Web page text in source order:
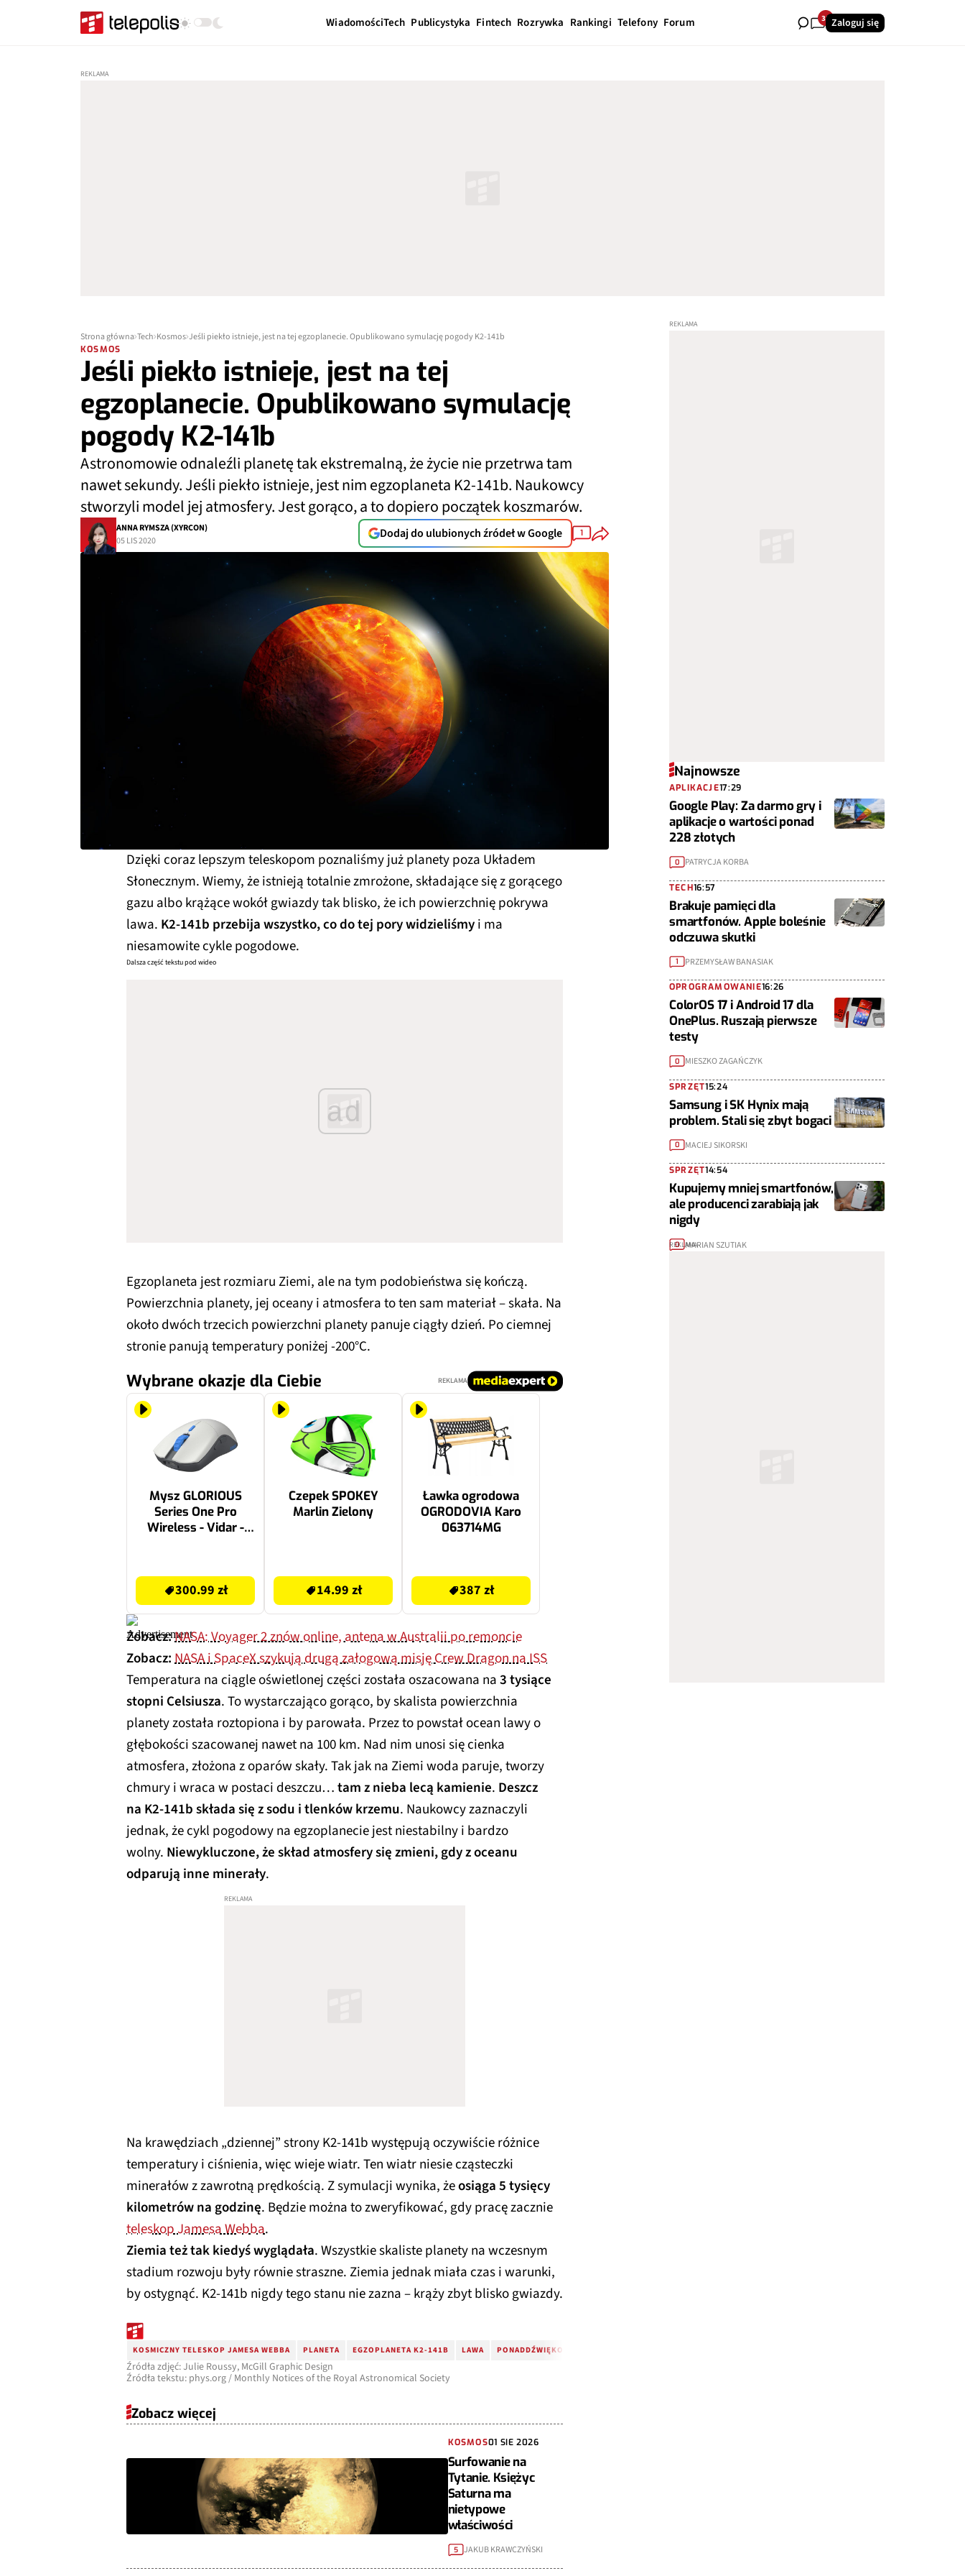
WiadomościTech Publicystyka Fintech Rozrywka Rankingi Telefony Forum 38Zaloguj się
Strona główna Tech Kosmos Jeśli piekło istnieje, jest na tej egzoplanecie. Opublikowano symulację pogody K2-141b
KOSMOS
Jeśli piekło istnieje, jest na tej
egzoplanecie. Opublikowano symulację
pogody K2-141b
Astronomowie odnaleźli planetę tak ekstremalną, że życie nie przetrwa tam
nawet sekundy. Jeśli piekło istnieje, jest nim egzoplaneta K2-141b. Naukowcy
stworzyli model jej atmosfery. Jest gorąco, a to dopiero początek koszmarów.
ANNA RYMSZA (XYRCON)
05 LIS 2020
Dodaj do ulubionych źródeł w Google 1
Dzięki coraz lepszym teleskopom poznaliśmy już planety poza Układem
Słonecznym. Wiemy, że istnieją totalnie zmrożone, składające się z gorącego
gazu albo krążące wokół gwiazdy tak blisko, że ich powierzchnię pokrywa
lawa. K2-141b przebija wszystko, co do tej pory widzieliśmyi ma
niesamowite cykle pogodowe.
Dalsza część tekstu pod wideo
ad
Egzoplaneta jest rozmiaru Ziemi, ale na tym podobieństwa się kończą.
Powierzchnia planety, jej oceany i atmosfera to ten sam materiał – skała. Na
około dwóch trzecich powierzchni planety panuje ciągły dzień. Po ciemnej
stronie panują temperatury poniżej -200°C.
Wybrane okazje dla Ciebie REKLAMA
Mysz GLORIOUS
Series One Pro
Wireless - Vidar -
300.99 zł
Czepek SPOKEY
Marlin Zielony
14.99 zł
Ławka ogrodowa
OGRODOVIA Karo
063714MG
387 zł
Zobacz:NASA: Voyager 2 znów online, antena w Australii po remoncie
Zobacz:NASA i SpaceX szykują drugą załogową misję Crew Dragon na ISS
Temperatura na ciągle oświetlonej części została oszacowana na3 tysiące
stopni Celsiusza. To wystarczająco gorąco, by skalista powierzchnia
planety została roztopiona i by parowała. Przez to powstał ocean lawy o
głębokości szacowanej nawet na 100 km. Nad nim unosi się cienka
atmosfera, złożona z oparów skały. Tak jak na Ziemi woda paruje, tworzy
chmury i wraca w postaci deszczu…tam z nieba lecą kamienie. Deszcz
na K2-141b składa się z sodu i tlenków krzemu. Naukowcy zaznaczyli
jednak, że cykl pogodowy na egzoplanecie jest niestabilny i bardzo
wolny. Niewykluczone, że skład atmosfery się zmieni, gdy z oceanu
odparują inne minerały.
Na krawędziach „dziennej” strony K2-141b występują oczywiście różnice
temperatury i ciśnienia, więc wieje wiatr. Ten wiatr niesie cząsteczki
minerałów z zawrotną prędkością. Z symulacji wynika, żeosiąga 5 tysięcy
kilometrów na godzinę. Będzie można to zweryfikować, gdy pracę zacznie
teleskop Jamesa Webba.
Ziemia też tak kiedyś wyglądała. Wszystkie skaliste planety na wczesnym
stadium rozwoju były równie straszne. Ziemia jednak miała czas i warunki,
by ostygnąć. K2-141b nigdy tego stanu nie zazna – krąży zbyt blisko gwiazdy.
KOSMICZNY TELESKOP JAMESA WEBBA PLANETA EGZOPLANETA K2-141B LAWA PONADDŹWIĘKOWY WIATR
Źródła zdjęć: Julie Roussy, McGill Graphic Design
Źródła tekstu: phys.org / Monthly Notices of the Royal Astronomical Society
Zobacz więcej
KOSMOS01 SIE 2026
Surfowanie na
Tytanie. Księżyc
Saturna ma
nietypowe
właściwości
5 JAKUB KRAWCZYŃSKI
Najnowsze
APLIKACJE17:29
Google Play: Za darmo gry i
aplikacje o wartości ponad
228 złotych
0 PATRYCJA KORBA
TECH16:57
Brakuje pamięci dla
smartfonów. Apple boleśnie
odczuwa skutki
1 PRZEMYSŁAW BANASIAK
OPROGRAMOWANIE16:26
ColorOS 17 i Android 17 dla
OnePlus. Ruszają pierwsze
testy
0 MIESZKO ZAGAŃCZYK
SPRZĘT15:24
Samsung i SK Hynix mają
problem. Stali się zbyt bogaci
0 MACIEJ SIKORSKI
SPRZĘT14:54
Kupujemy mniej smartfonów,
ale producenci zarabiają jak
nigdy
0 MARIAN SZUTIAK